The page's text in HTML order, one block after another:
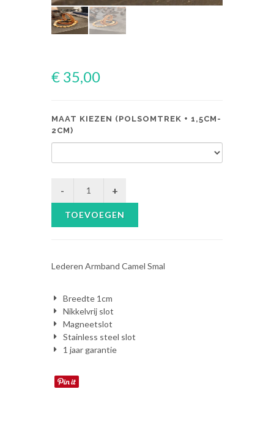
€ 35,00
MAAT KIEZEN (POLSOMTREK + 1,5CM-
2CM)
TOEVOEGEN
Lederen Armband Camel Smal
Breedte 1cm
Nikkelvrij slot
Magneetslot
Stainless steel slot
1 jaar garantie